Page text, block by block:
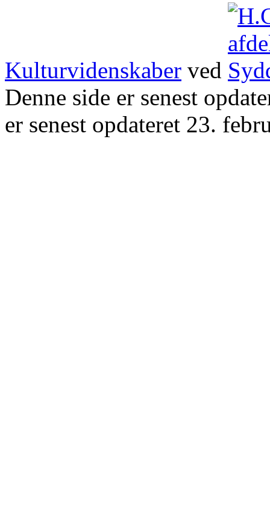
Kulturvidenskaber ved
Denne side er senest
er senest opdateret 23.